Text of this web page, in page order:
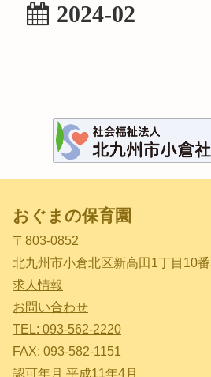
2024-02
おぐまの保育園
〒803-0852
北九州市小倉北区新高田1丁目10
求人情報
お問い合わせ
TEL: 093-562-2220
FAX: 093-582-1151
認可年月 平成11年4月